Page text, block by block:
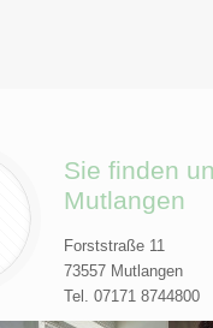
Sie finden
Mutlangen
Forststraße 11
73557 Mutlangen
Tel. 07171 8744800